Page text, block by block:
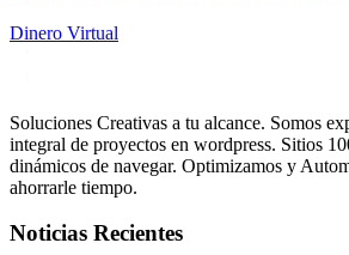
Dinero Virtual
Soluciones Creativas a tu alcance. Somos
integral de proyectos en wordpress. Sitios
dinámicos de navegar. Optimizamos y
ahorrarle tiempo.
Noticias Recientes